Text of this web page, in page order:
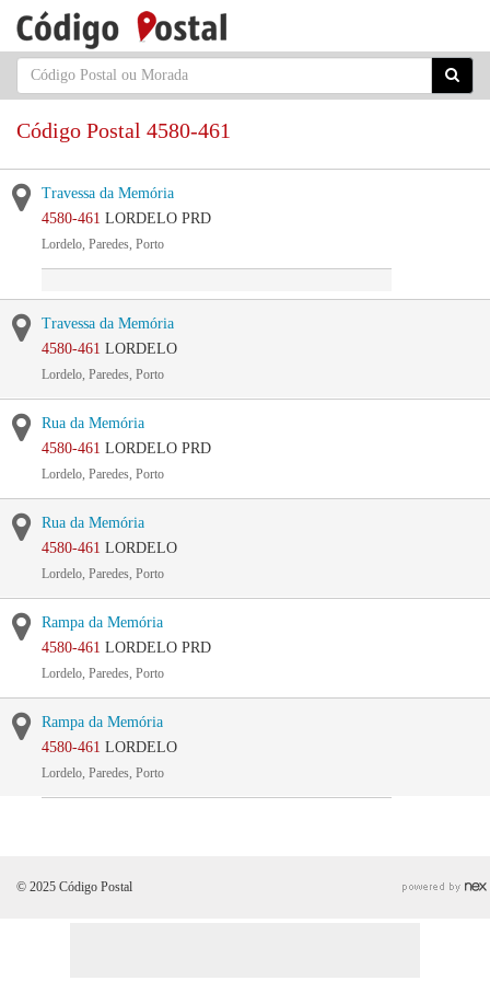
Código Postal 4580-461
Travessa da Memória
4580-461 LORDELO PRD
Lordelo, Paredes, Porto
Travessa da Memória
4580-461 LORDELO
Lordelo, Paredes, Porto
Rua da Memória
4580-461 LORDELO PRD
Lordelo, Paredes, Porto
Rua da Memória
4580-461 LORDELO
Lordelo, Paredes, Porto
Rampa da Memória
4580-461 LORDELO PRD
Lordelo, Paredes, Porto
Rampa da Memória
4580-461 LORDELO
Lordelo, Paredes, Porto
© 2025 Código Postal